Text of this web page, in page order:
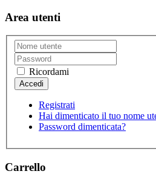
Area utenti
Ricordami
Registrati
Hai dimenticato il tuo nome
Password dimenticata?
Carrello